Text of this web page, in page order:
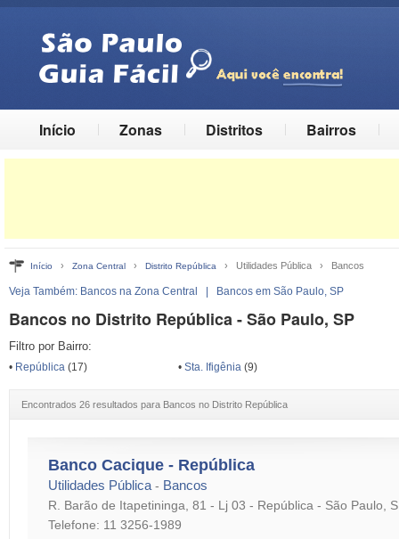
Início Zonas Distritos Bairros
Início › Zona Central › Distrito República › Utilidades Pública › Bancos
Veja Também: Bancos na Zona Central Bancos em São Paulo, SP
Bancos no Distrito República - São Paulo, SP
Filtro por Bairro:
• República (17) •Sta. Ifigênia (9)
Encontrados 26 resultados para Bancos no Distrito República
Banco Cacique - República
Utilidades Pública - Bancos
R. Barão de Itapetininga, 81 - Lj 03 - República - São Paulo,
Telefone: 11 3256-1989